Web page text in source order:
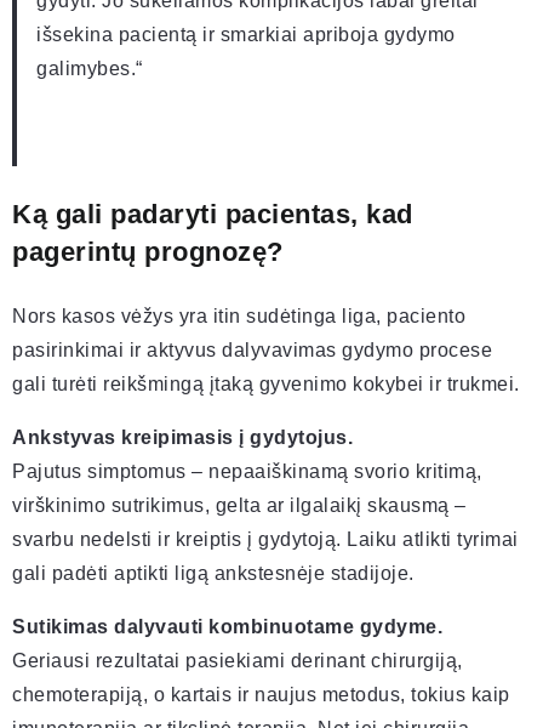
išsekina pacientą ir smarkiai apriboja gydymo
galimybes.“
Ką gali padaryti pacientas, kad
pagerintų prognozę?
Nors kasos vėžys yra itin sudėtinga liga, paciento
pasirinkimai ir aktyvus dalyvavimas gydymo procese
gali turėti reikšmingą įtaką gyvenimo kokybei ir trukmei.
Ankstyvas kreipimasis į gydytojus.
Pajutus simptomus – nepaaiškinamą svorio kritimą,
virškinimo sutrikimus, gelta ar ilgalaikį skausmą –
svarbu nedelsti ir kreiptis į gydytoją. Laiku atlikti tyrimai
gali padėti aptikti ligą ankstesnėje stadijoje.
Sutikimas dalyvauti kombinuotame gydyme.
Geriausi rezultatai pasiekiami derinant chirurgiją,
chemoterapiją, o kartais ir naujus metodus, tokius kaip